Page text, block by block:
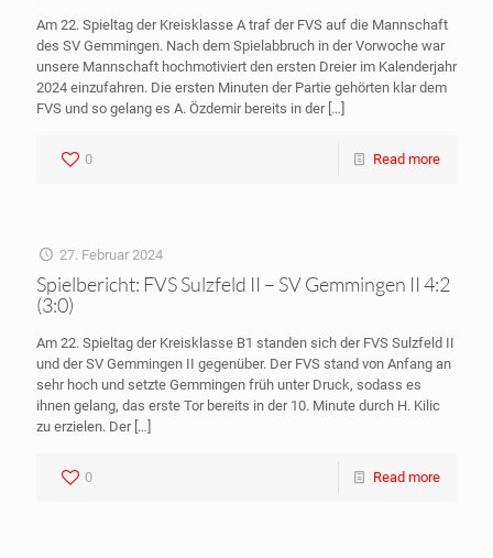
Am 22. Spieltag der Kreisklasse A traf der FVS auf die Mannschaft
des SV Gemmingen. Nach dem Spielabbruch in der Vorwoche war
unsere Mannschaft hochmotiviert den ersten Dreier im Kalenderjahr
2024 einzufahren. Die ersten Minuten der Partie gehörten klar dem
FVS und so gelang es A. Özdemir bereits in der[…]
0 Read more
27. Februar 2024
Spielbericht: FVS Sulzfeld II – SV Gemmingen II 4:2
(3:0)
Am 22. Spieltag der Kreisklasse B1 standen sich der FVS Sulzfeld II
und der SV Gemmingen II gegenüber. Der FVS stand von Anfang an
sehr hoch und setzte Gemmingen früh unter Druck, sodass es
ihnen gelang, das erste Tor bereits in der 10. Minute durch H. Kilic
zu erzielen. Der[…]
0 Read more